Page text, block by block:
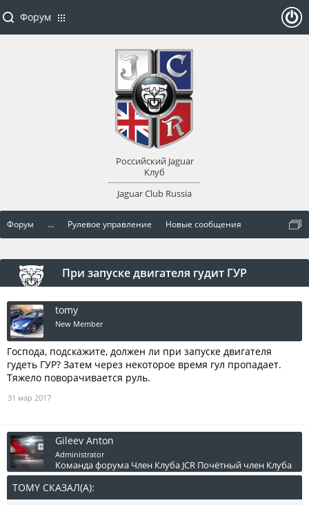
Форум ... Рулевое управление Новые сообщения
При запуске двигателя гудит ГУР
tomy
New Member
Господа, подскажите, должен ли при запуске двигателя
гудеть ГУР? Затем через некоторое время гул пропадает.
Тяжело поворачивается руль.
31 мар 2017
Gileev Anton
Administrator
Команда форума Член Клуба JCR Почётный член Клуба
TOMY СКАЗАЛ(А):
Форум
Российский Jaguar
Клуб
Jaguar Club Russia
оват